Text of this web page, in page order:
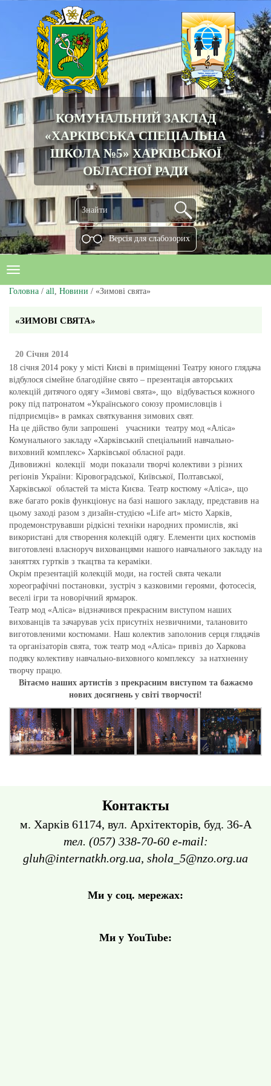
КОМУНАЛЬНИЙ ЗАКЛАД
«ХАРКІВСЬКА СПЕЦІАЛЬНА
ШКОЛА №5» ХАРКІВСЬКОЇ
ОБЛАСНОЇ РАДИ
Версiя для слабозорих
Головна / all, Новини / «Зимові свята»
«ЗИМОВІ СВЯТА»
20 Січня 2014
18 січня 2014 року у місті Києві в приміщенні Театру юного глядача
відбулося сімейне благодійне свято – презентація авторських
колекцій дитячого одягу «Зимові свята», що відбувається кожного
року під патронатом «Українського союзу промисловців і
підприємців» в рамках святкування зимових свят.
На це дійство були запрошені учасники театру мод «Аліса»
Комунального закладу «Харківський спеціальний навчально-
виховний комплекс» Харківської обласної ради.
Дивовижні колекції моди показали творчі колективи з різних
регіонів України: Кіровоградської, Київської, Полтавської,
Харківської областей та міста Києва. Театр костюму «Аліса», що
вже багато років функціонує на базі нашого закладу, представив на
цьому заході разом з дизайн-студією «Life art» місто Харків,
продемонструвавши рідкісні техніки народних промислів, які
використані для створення колекцій одягу. Елементи цих костюмів
виготовлені власноруч вихованцями нашого навчального закладу на
заняттях гуртків з ткацтва та кераміки.
Окрім презентацій колекцій моди, на гостей свята чекали
хореографічні постановки, зустріч з казковими героями, фотосесія,
веселі ігри та новорічний ярмарок.
Театр мод «Аліса» відзначився прекрасним виступом наших
вихованців та зачарував усіх присутніх незвичними, талановито
виготовленими костюмами. Наш колектив заполонив серця глядачів
та організаторів свята, тож театр мод «Аліса» привіз до Харкова
подяку колективу навчально-виховного комплексу за натхненну
творчу працю.
Вітаємо наших артистів з прекрасним виступом та бажаємо
нових досягнень у світі творчості!
Контакты
м. Харків 61174, вул. Архітекторів, буд. 36-А
тел. (057) 338-70-60 e-mail:
gluh@internatkh.org.ua, shola_5@nzo.org.ua
Ми у соц. мережах:
Ми у YouTube: